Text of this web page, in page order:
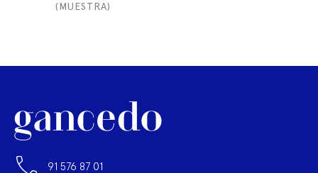
(MUESTRA)
91 576 87 01